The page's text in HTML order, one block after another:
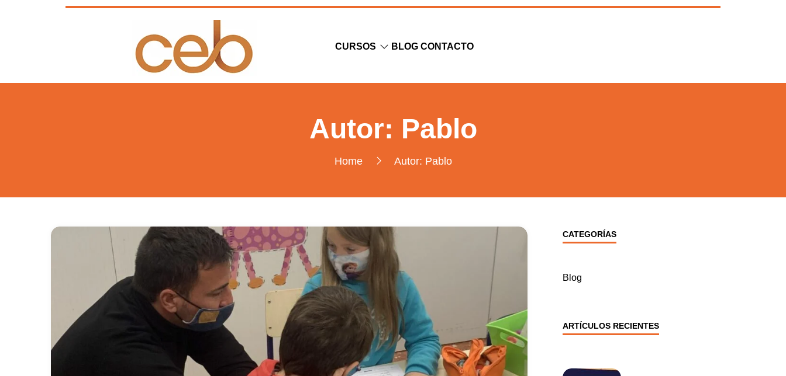
CURSOS BLOG CONTACTO
Autor: Pablo
Home Autor: Pablo
CATEGORÍAS
Blog
ARTÍCULOS RECIENTES